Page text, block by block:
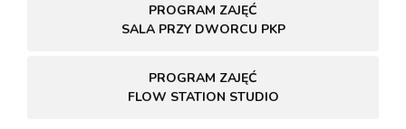
PROGRAM ZAJĘĆ
SALA PRZY DWORCU PKP
PROGRAM ZAJĘĆ
FLOW STATION STUDIO